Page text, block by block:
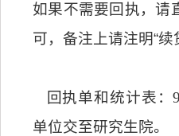
如果不需要回执，请
可，备注上请注明“续
回执单和统计表：9
单位交至研究生院。